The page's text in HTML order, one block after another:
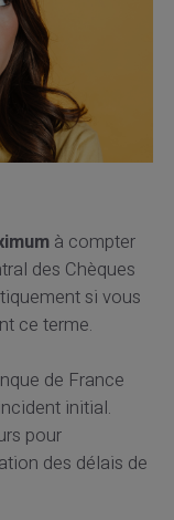
à compter
des Chèques
si vous
ce terme.
de France
initial.
pour
des délais de